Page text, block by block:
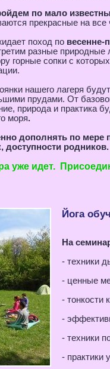
по мало
прекрасные на все
поход по
разные природные
горные сопки с
нашего лагеря
прудами. От
природа и практика
моря.
дополнять по мере
доступности родников.
уже идет.
Йога
На
- техники
- ценные
- тонкости
-
- техники
- практики